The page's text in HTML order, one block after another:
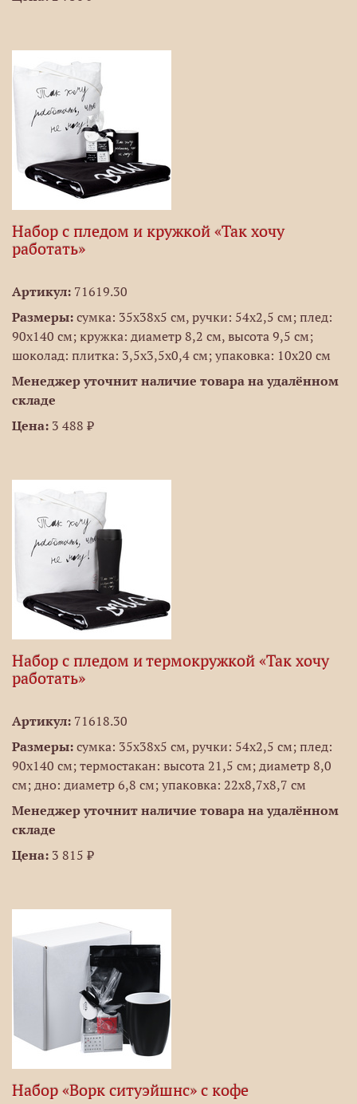
Набор с пледом и кружкой «Так хочу
работать»
Артикул: 71619.30
Размеры: сумка: 35х38х5 см, ручки: 54х2,5 см; плед:
90х140 см; кружка: диаметр 8,2 см, высота 9,5 см;
шоколад: плитка: 3,5х3,5х0,4 см; упаковка: 10х20 см
Менеджер уточнит наличие товара на удалённом
складе
Цена: 3 488 ₽
Набор с пледом и термокружкой «Так хочу
работать»
Артикул: 71618.30
Размеры: сумка: 35х38х5 см, ручки: 54х2,5 см; плед:
90х140 см; термостакан: высота 21,5 см; диаметр 8,0
см; дно: диаметр 6,8 см; упаковка: 22х8,7х8,7 см
Менеджер уточнит наличие товара на удалённом
складе
Цена: 3 815 ₽
Набор «Ворк ситуэйшнс» с кофе